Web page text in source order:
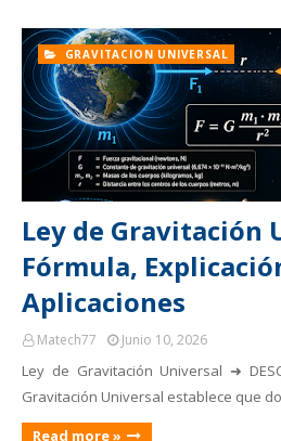
GRAVITACION UNIVERSAL
Ley de Gravitación
Fórmula,
Aplicaciones
Matech77 Junio 10, 2026
Ley de Gravitación Universal ➜
Gravitación Universal establece que
Read more »